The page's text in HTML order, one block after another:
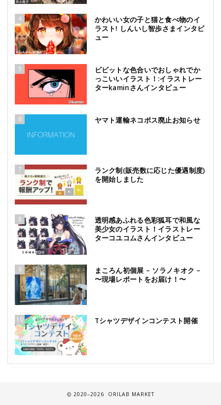
4
かわいい女の子と猫と食べ物のイ
ラスト! しんいし智歩さまインタビ
ュー
5
ビビットな色合いでおしゃれでか
っこいいイラスト！:イラストレー
ターkaminさんインタビュー
6 ヤマト運輸ネコポス廃止お知らせ
7
ランク制(販売数に応じた優遇制度)
を開始しました
8
透明感あふれる色彩狐耳で和風な
美少女のイラスト！イラストレー
ターコユコムさんインタビュー
9
まころん初個展 – ソラノキオク –
〜現場レポートをお届け！〜
10 Tシャツデザインコンテスト開催
2020–2026 ORILAB MARKET